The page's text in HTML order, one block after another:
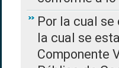
Por la cual se
la cual se
Componente